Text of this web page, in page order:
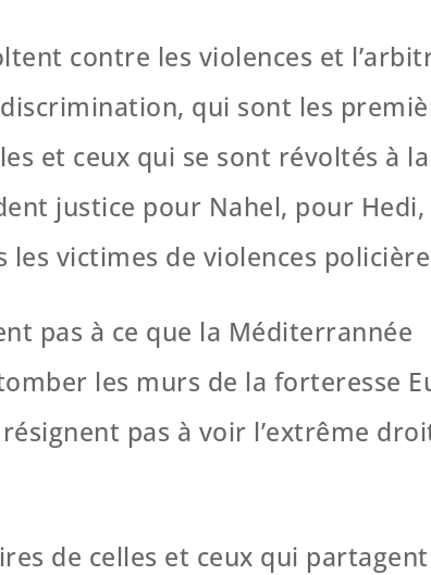
contre les violences et
qui sont les
et ceux qui se sont révoltés à
justice pour Nahel, pour
victimes de violences
pas à ce que la Méditerrannée
les murs de la forteresse
pas à voir l’extrême
de celles et ceux qui